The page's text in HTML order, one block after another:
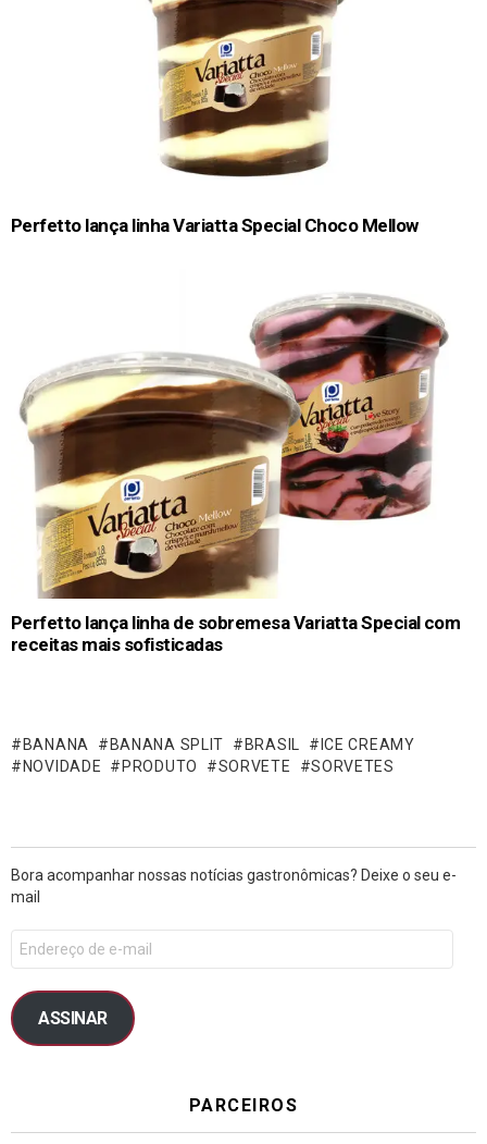
Perfetto lança linha Variatta Special Choco Mellow
Perfetto lança linha de sobremesa Variatta Special com
receitas mais sofisticadas
BANANA BANANA SPLIT BRASIL
ICE CREAMY
NOVIDADE
PRODUTO SORVETE SORVETES
Bora acompanhar nossas notícias gastronômicas? Deixe o seu e-
mail
ASSINAR
PARCEIROS